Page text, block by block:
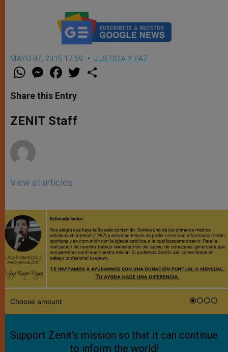
MAYO 07, 2015 17:59 JUSTICIA Y PAZ
W
t
s
p
p
M
e
s
e
g
e
F
a
e
b
o
k
w
Share this Entry
ZENIT Staff
View all articles